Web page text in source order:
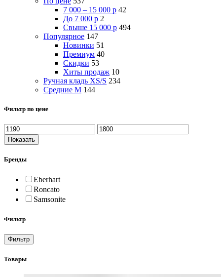
7 000 – 15 000 р 42
До 7 000 р 2
Свыше 15 000 р 494
Популярное 147
Новинки 51
Премиум 40
Скидки 53
Хиты продаж 10
Ручная кладь XS/S 234
Средние M 144
Фильтр по цене
Показать
Бренды
Eberhart
Roncato
Samsonite
Фильтр
Фильтр
Товары